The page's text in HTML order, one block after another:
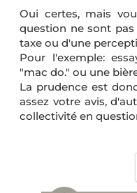
Oui certes, mais
question ne sont
taxe ou d'une
Pour l'exemple:
"mac do." ou une
La prudence est
assez votre avis,
collectivité en